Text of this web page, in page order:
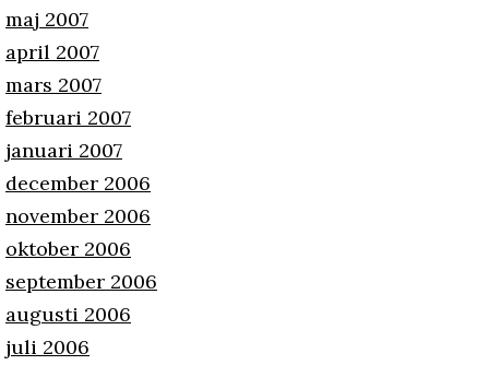
maj 2007
april 2007
mars 2007
februari 2007
januari 2007
december 2006
november 2006
oktober 2006
september 2006
augusti 2006
juli 2006